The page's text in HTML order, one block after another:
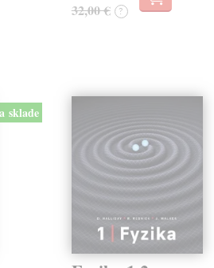
32,00 € ?
sklade